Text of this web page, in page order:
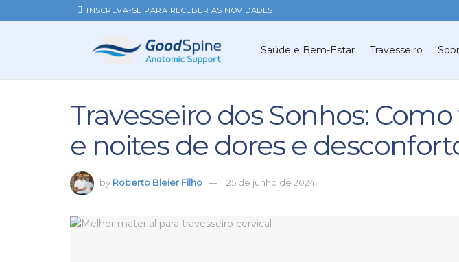
INSCREVA-SE PARA RECEBER AS NOVIDADES
Saúde e Bem-Estar Travesseiro
Travesseiro dos Sonhos:
e noites de dores e
by Roberto Bleier Filho 25 de junho de 2024